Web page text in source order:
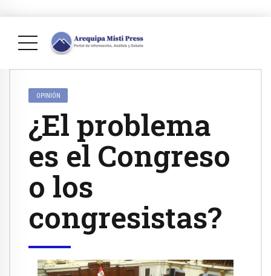
OPINIÓN
¿El problema
es el Congreso
o los
congresistas?